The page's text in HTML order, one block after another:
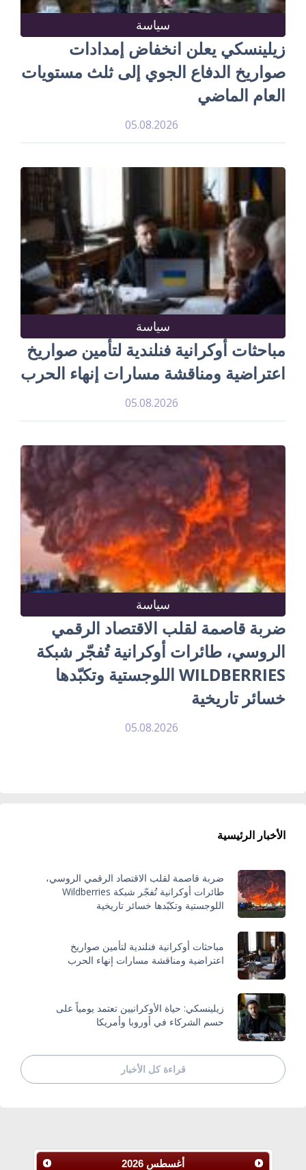
سياسة
زيلينسكي يعلن انخفاض إمدادات
صواريخ الدفاع الجوي إلى ثلث مستويات
العام الماضي
05.08.2026
سياسة
مباحثات أوكرانية فنلندية لتأمين صواريخ
اعتراضية ومناقشة مسارات إنهاء الحرب
05.08.2026
سياسة
ضربة قاصمة لقلب الاقتصاد الرقمي
الروسي، طائرات أوكرانية تُفجّر شبكة
WILDBERRIES اللوجستية وتكبّدها
خسائر تاريخية
05.08.2026
الأخبار الرئيسية
ضربة قاصمة لقلب الاقتصاد الرقمي الروسي،
طائرات أوكرانية تُفجّر شبكة Wildberries
اللوجستية وتكبّدها خسائر تاريخية
مباحثات أوكرانية فنلندية لتأمين صواريخ
اعتراضية ومناقشة مسارات إنهاء الحرب
زيلينسكي: حياة الأوكرانيين تعتمد يومياً على
حسم الشركاء في أوروبا وأمريكا
قراءة كل الأخبار
أغسطس 2026